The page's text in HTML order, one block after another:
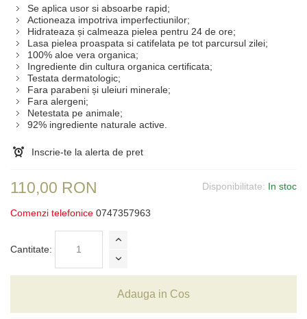
Se aplica usor si absoarbe rapid;
Actioneaza impotriva imperfectiunilor;
Hidrateaza și calmeaza pielea pentru 24 de ore;
Lasa pielea proaspata si catifelata pe tot parcursul zilei;
100% aloe vera organica;
Ingrediente din cultura organica certificata;
Testata dermatologic;
Fara parabeni și uleiuri minerale;
Fara alergeni;
Netestata pe animale;
92% ingrediente naturale active.
Inscrie-te la alerta de pret
Disponibilitate: In stoc
110,00 RON
Comenzi telefonice 0747357963
Cantitate:
Adauga in Cos